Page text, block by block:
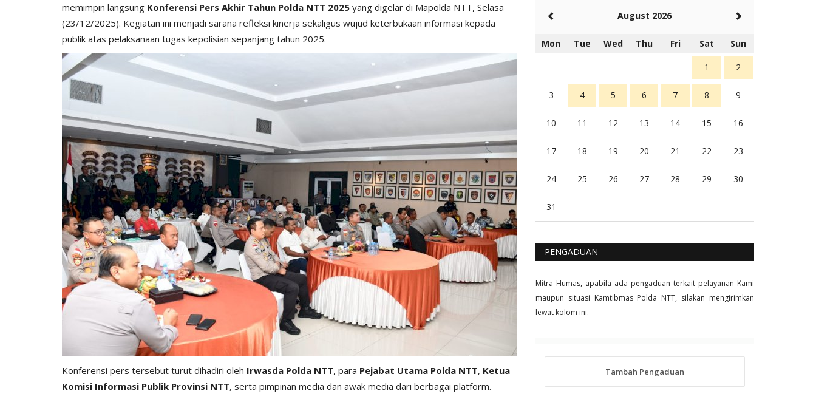
memimpin langsung Konferensi Pers Akhir Tahun Polda NTT 2025 yang digelar di Mapolda NTT, Selasa
(23/12/2025). Kegiatan ini menjadi sarana refleksi kinerja sekaligus wujud keterbukaan informasi kepada
publik atas pelaksanaan tugas kepolisian sepanjang tahun 2025.
Konferensi pers tersebut turut dihadiri oleh Irwasda Polda NTT, para Pejabat Utama Polda NTT, Ketua
Komisi Informasi Publik Provinsi NTT, serta pimpinan media dan awak media dari berbagai platform.
Rambu (rambu03@gmail.com)
5 tahun Yang lalu
Balas
16
August 2026
Mon Tue Wed Thu Fri Sat Sun
1 2
3 4 5 6 7 8 9
10 11 12 13 14 15 16
17 18 19 20 21 22 23
24 25 26 27 28 29 30
31
PENGADUAN
Mitra Humas, apabila ada pengaduan terkait pelayanan Kami
maupun situasi Kamtibmas Polda NTT, silakan mengirimkan
lewat kolom ini.
Tambah Pengaduan